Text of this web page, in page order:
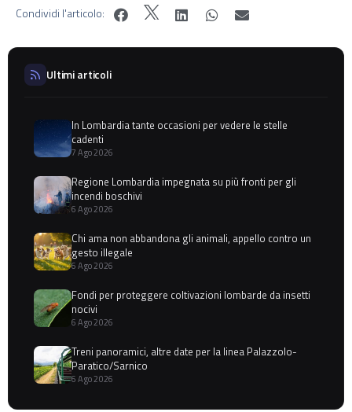
Condividi l'articolo:
Ultimi articoli
In Lombardia tante occasioni per vedere le stelle
cadenti
7 Ago 2026
Regione Lombardia impegnata su più fronti per gli
incendi boschivi
6 Ago 2026
Chi ama non abbandona gli animali, appello contro un
gesto illegale
6 Ago 2026
Fondi per proteggere coltivazioni lombarde da insetti
nocivi
6 Ago 2026
Treni panoramici, altre date per la linea Palazzolo-
Paratico/Sarnico
6 Ago 2026